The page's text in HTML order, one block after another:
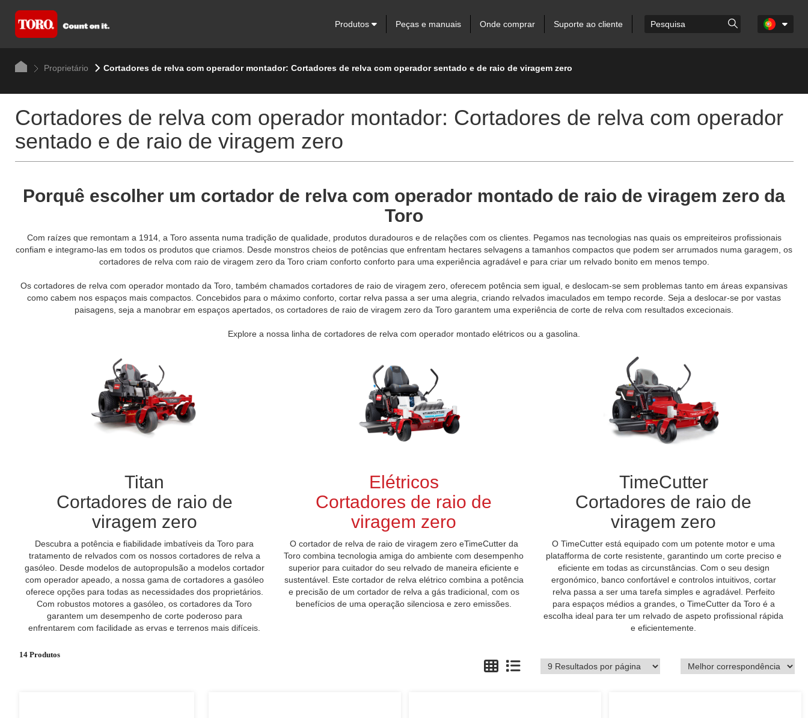
Produtos Peças e manuais Onde comprar Suporte ao cliente
Proprietário Cortadores de relva com operador montador: Cortadores de relva com operador sentado e de raio de viragem zero
Cortadores de relva com operador montador: Cortadores de relva com operador
sentado e de raio de viragem zero
Porquê escolher um cortador de relva com operador montado de raio de viragem zero da
Toro
Com raízes que remontam a 1914, a Toro assenta numa tradição de qualidade, produtos duradouros e de relações com os clientes. Pegamos nas tecnologias nas quais os empreiteiros profissionais
confiam e integramo-las em todos os produtos que criamos. Desde monstros cheios de potências que enfrentam hectares selvagens a tamanhos compactos que podem ser arrumados numa garagem, os
cortadores de relva com raio de viragem zero da Toro criam conforto conforto para uma experiência agradável e para criar um relvado bonito em menos tempo.
Os cortadores de relva com operador montado da Toro, também chamados cortadores de raio de viragem zero, oferecem potência sem igual, e deslocam-se sem problemas tanto em áreas expansivas
como cabem nos espaços mais compactos. Concebidos para o máximo conforto, cortar relva passa a ser uma alegria, criando relvados imaculados em tempo recorde. Seja a deslocar-se por vastas
paisagens, seja a manobrar em espaços apertados, os cortadores de raio de viragem zero da Toro garantem uma experiência de corte de relva com resultados excecionais.
Explore a nossa linha de cortadores de relva com operador montado elétricos ou a gasolina.
Titan
Cortadores de raio de
viragem zero
Descubra a potência e fiabilidade imbatíveis da Toro para
tratamento de relvados com os nossos cortadores de relva a
gasóleo. Desde modelos de autopropulsão a modelos cortador
com operador apeado, a nossa gama de cortadores a gasóleo
oferece opções para todas as necessidades dos proprietários.
Com robustos motores a gasóleo, os cortadores da Toro
garantem um desempenho de corte poderoso para
enfrentarem com facilidade as ervas e terrenos mais difíceis.
Elétricos
Cortadores de raio de
viragem zero
O cortador de relva de raio de viragem zero eTimeCutter da
Toro combina tecnologia amiga do ambiente com desempenho
superior para cuitador do seu relvado de maneira eficiente e
sustentável. Este cortador de relva elétrico combina a potência
e precisão de um cortador de relva a gás tradicional, com os
benefícios de uma operação silenciosa e zero emissões.
TimeCutter
Cortadores de raio de
viragem zero
O TimeCutter está equipado com um potente motor e uma
platafforma de corte resistente, garantindo um corte preciso e
eficiente em todas as circunstâncias. Com o seu design
ergonómico, banco confortável e controlos intuitivos, cortar
relva passa a ser uma tarefa simples e agradável. Perfeito
para espaços médios a grandes, o TimeCutter da Toro é a
escolha ideal para ter um relvado de aspeto profissional rápida
e eficientemente.
14 Produtos